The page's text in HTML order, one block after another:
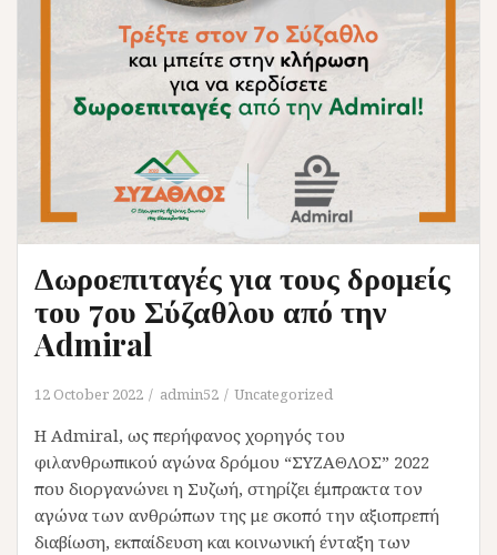
Δωροεπιταγές για τους δρομείς
του 7ου Σύζαθλου από την
Admiral
12 October 2022 admin52 Uncategorized
Η Admiral, ως περήφανος χορηγός του
φιλανθρωπικού αγώνα δρόμου “ΣΥΖΑΘΛΟΣ” 2022
που διοργανώνει η Συζωή, στηρίζει έμπρακτα τον
αγώνα των ανθρώπων της με σκοπό την αξιοπρεπή
διαβίωση, εκπαίδευση και κοινωνική ένταξη των